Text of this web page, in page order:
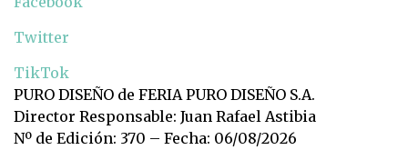
Twitter
TikTok
PURO DISEÑO de FERIA PURO DISEÑO S.A.
Director Responsable: Juan Rafael Astibia
Nº de Edición: 370 – Fecha: 06/08/2026